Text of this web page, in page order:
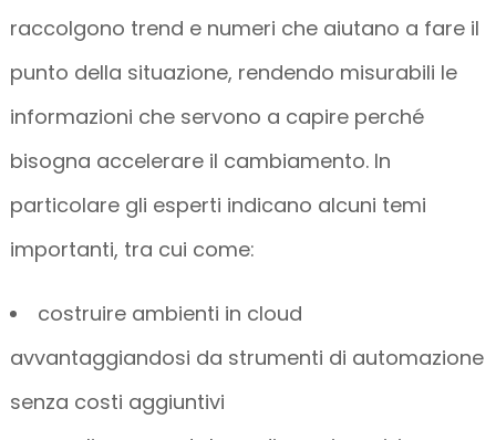
raccolgono trend e numeri che aiutano a fare il
punto della situazione, rendendo misurabili le
informazioni che servono a capire perché
bisogna accelerare il cambiamento. In
particolare gli esperti indicano alcuni temi
importanti, tra cui come:
costruire ambienti in cloud
avvantaggiandosi da strumenti di automazione
senza costi aggiuntivi